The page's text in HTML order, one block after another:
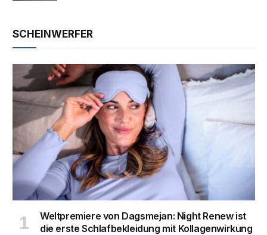
SCHEINWERFER
Weltpremiere von Dagsmejan: Night Renew ist
die erste Schlafbekleidung mit Kollagenwirkung